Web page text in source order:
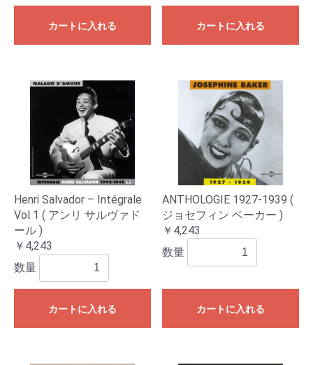
カートに入れる カートに入れる
Henri Salvador – Intégrale
Vol 1 ( アンリ サルヴァド
ール )
￥4,243
数量
カートに入れる
ANTHOLOGIE 1927-1939 (
ジョセフィン ベーカー )
￥4,243
数量
カートに入れる